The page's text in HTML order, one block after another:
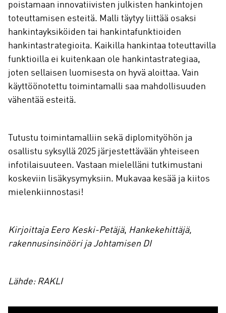
poistamaan innovatiivisten julkisten hankintojen
toteuttamisen esteitä. Malli täytyy liittää osaksi
hankintayksiköiden tai hankintafunktioiden
hankintastrategioita. Kaikilla hankintaa toteuttavilla
funktioilla ei kuitenkaan ole hankintastrategiaa,
joten sellaisen luomisesta on hyvä aloittaa. Vain
käyttöönotettu toimintamalli saa mahdollisuuden
vähentää esteitä.
Tutustu toimintamalliin sekä diplomityöhön ja
osallistu syksyllä 2025 järjestettävään yhteiseen
infotilaisuuteen. Vastaan mielelläni tutkimustani
koskeviin lisäkysymyksiin. Mukavaa kesää ja kiitos
mielenkiinnostasi!
Kirjoittaja Eero Keski-Petäjä, Hankekehittäjä,
rakennusinsinööri ja Johtamisen DI
Lähde: RAKLI